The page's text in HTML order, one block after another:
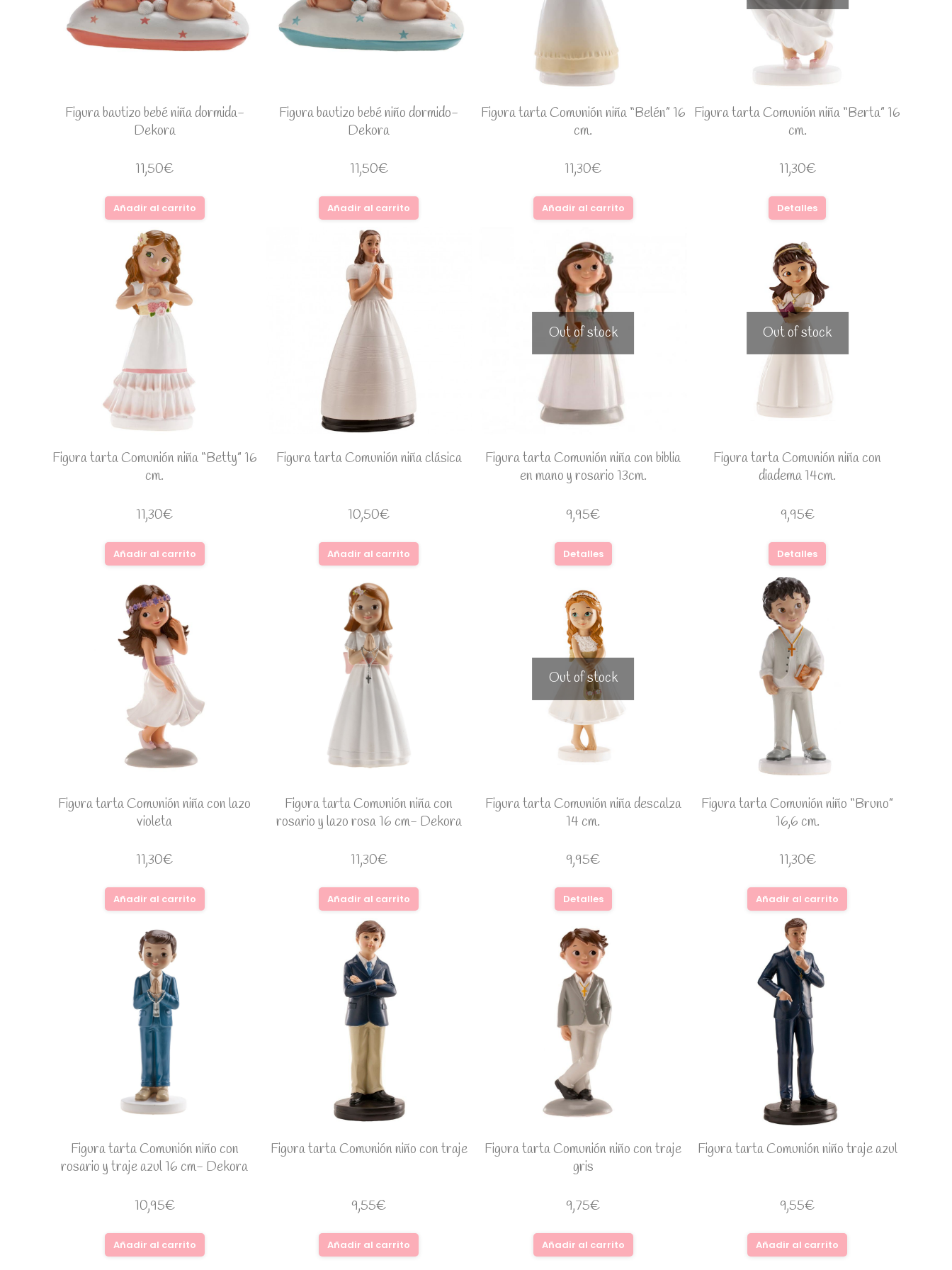
Figura bautizo bebé niña dormida-
Dekora
11,50€
Añadir al carrito
Figura bautizo bebé niño dormido-
Dekora
11,50€
Añadir al carrito
Figura tarta Comunión niña “Belén” 16
cm.
11,30€
Añadir al carrito
Figura tarta Comunión niña “Berta” 16
cm.
11,30€
Detalles
Figura tarta Comunión niña “Betty” 16
cm.
11,30€
Añadir al carrito
Figura tarta Comunión niña clásica
10,50€
Añadir al carrito
Out of stock
Figura tarta Comunión niña con biblia
en mano y rosario 13cm.
9,95€
Detalles
Out of stock
Figura tarta Comunión niña con
diadema 14cm.
9,95€
Detalles
Figura tarta Comunión niña con lazo
violeta
11,30€
Añadir al carrito
Figura tarta Comunión niña con
rosario y lazo rosa 16 cm- Dekora
11,30€
Añadir al carrito
Out of stock
Figura tarta Comunión niña descalza
14 cm.
9,95€
Detalles
Figura tarta Comunión niño “Bruno”
16,6 cm.
11,30€
Añadir al carrito
Figura tarta Comunión niño con
rosario y traje azul 16 cm- Dekora
10,95€
Añadir al carrito
Figura tarta Comunión niño con traje
9,55€
Añadir al carrito
Figura tarta Comunión niño con traje
gris
9,75€
Añadir al carrito
Figura tarta Comunión niño traje azul
9,55€
Añadir al carrito